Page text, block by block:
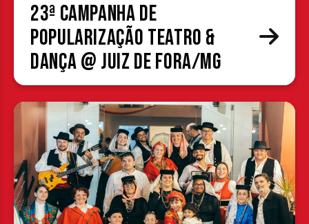
23ª Campanha de
Popularização Teatro &
Dança @ Juiz de Fora/MG